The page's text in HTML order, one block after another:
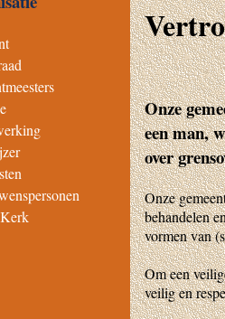
Onze
een man,
over
Onze
behandelen
vormen van
Om een
veilig en